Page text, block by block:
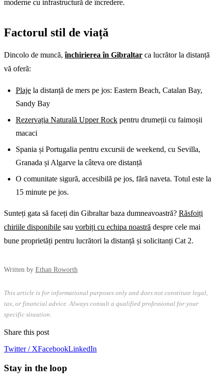
moderne cu infrastructură de încredere.
Factorul stil de viață
Dincolo de muncă,închirierea în Gibraltar ca lucrător la distanță
vă oferă:
Plaje la distanță de mers pe jos: Eastern Beach, Catalan Bay,
Sandy Bay
Rezervația Naturală Upper Rock pentru drumeții cu faimoșii
macaci
Spania și Portugalia pentru excursii de weekend, cu Sevilla,
Granada și Algarve la câteva ore distanță
O comunitate sigură, accesibilă pe jos, fără naveta. Totul este la
15 minute pe jos.
Sunteți gata să faceți din Gibraltar baza dumneavoastră? Răsfoiți
chiriile disponibile sau vorbiți cu echipa noastră despre cele mai
bune proprietăți pentru lucrători la distanță și solicitanți Cat 2.
Written by Ethan Roworth
This article is for informational purposes only and does not constitute legal,
tax, or financial advice. Always consult a qualified professional for your
specific situation.
Share this post
Twitter / XFacebookLinkedIn
Stay in the loop